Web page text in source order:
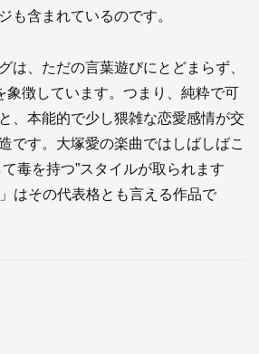
も含まれているのです。
は、ただの言葉遊びにとどまらず、
象徴しています。つまり、純粋で可
、本能的で少し猥雑な恋愛感情が交
です。大塚愛の楽曲ではしばしばこ
毒を持つ”スタイルが取られます
はその代表格とも言える作品で